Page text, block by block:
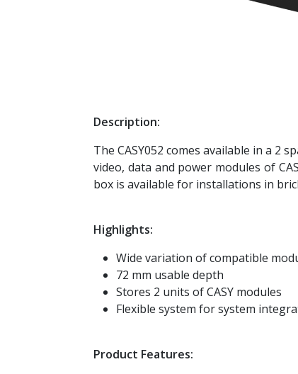
Description:
The CASY052 comes available in a 2
video, data and power modules of
box is available for installations in
Highlights:
Wide variation of compatible
72 mm usable depth
Stores 2 units of CASY modules
Flexible system for system
Product Features: